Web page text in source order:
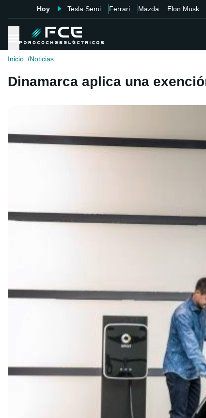
Hoy Tesla Semi Ferrari Mazda Elon Musk
Inicio Noticias
Dinamarca aplica una